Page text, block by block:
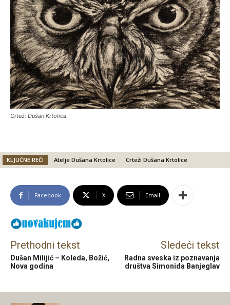
Crtež: Dušan Krtolica
KLJUČNE REČI Atelje Dušana Krtolice Crteži Dušana Krtolice
Facebook X Email
Prethodni tekst
Dušan Milijić – Koleda, Božić,
Nova godina
Sledeći tekst
Radna sveska iz poznavanja
društva Simonida Banjeglav